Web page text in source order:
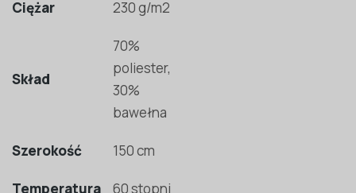
Ciężar 230 g/m2
Skład
70%
poliester,
30%
bawełna
Szerokość 150 cm
Temperatura
60 stopni